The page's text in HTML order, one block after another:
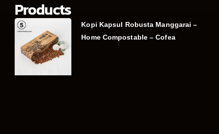
Products
Kopi Kapsul Robusta Manggarai –
Home Compostable – Cofea